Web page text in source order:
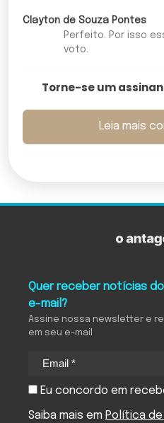
Clayton de Souza Pontes
Perfeito. Por isso
voto.
Torne-se um
Leia mais
Quer receber notícias
e-mail?
Assine nossa newsletter e
em seu e-mail
Eu concordo em
Saiba mais em Política